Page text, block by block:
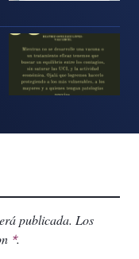
publicada. Los
*.